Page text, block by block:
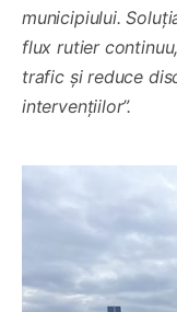
municipiului.
flux rutier
trafic și reduce
intervențiilor”.